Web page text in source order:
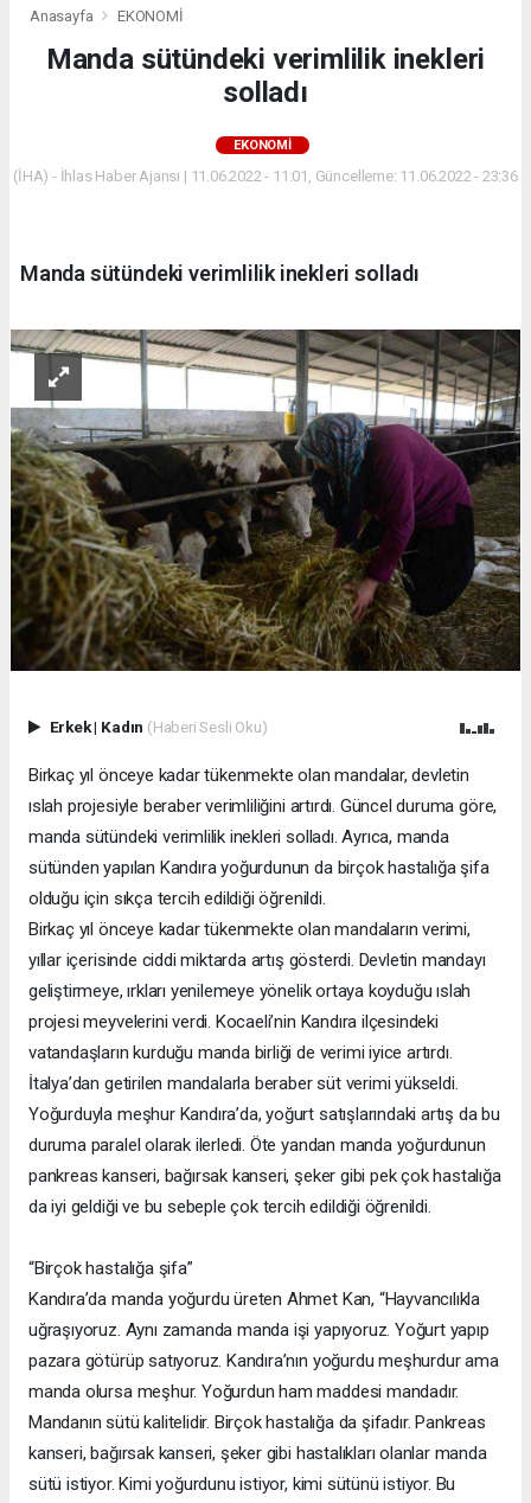
Anasayfa EKONOMİ
Manda sütündeki verimlilik inekleri
solladı
EKONOMİ
(İHA) - İhlas Haber Ajansı | 11.06.2022 - 11:01, Güncelleme: 11.06.2022 - 23:36
Manda sütündeki verimlilik inekleri solladı
Erkek| Kadın (Haberi Sesli Oku)
Birkaç yıl önceye kadar tükenmekte olan mandalar, devletin
ıslah projesiyle beraber verimliliğini artırdı. Güncel duruma göre,
manda sütündeki verimlilik inekleri solladı. Ayrıca, manda
sütünden yapılan Kandıra yoğurdunun da birçok hastalığa şifa
olduğu için sıkça tercih edildiği öğrenildi.
Birkaç yıl önceye kadar tükenmekte olan mandaların verimi,
yıllar içerisinde ciddi miktarda artış gösterdi. Devletin mandayı
geliştirmeye, ırkları yenilemeye yönelik ortaya koyduğu ıslah
projesi meyvelerini verdi. Kocaeli’nin Kandıra ilçesindeki
vatandaşların kurduğu manda birliği de verimi iyice artırdı.
İtalya’dan getirilen mandalarla beraber süt verimi yükseldi.
Yoğurduyla meşhur Kandıra’da, yoğurt satışlarındaki artış da bu
duruma paralel olarak ilerledi. Öte yandan manda yoğurdunun
pankreas kanseri, bağırsak kanseri, şeker gibi pek çok hastalığa
da iyi geldiği ve bu sebeple çok tercih edildiği öğrenildi.
“Birçok hastalığa şifa”
Kandıra’da manda yoğurdu üreten Ahmet Kan, “Hayvancılıkla
uğraşıyoruz. Aynı zamanda manda işi yapıyoruz. Yoğurt yapıp
pazara götürüp satıyoruz. Kandıra’nın yoğurdu meşhurdur ama
manda olursa meşhur. Yoğurdun ham maddesi mandadır.
Mandanın sütü kalitelidir. Birçok hastalığa da şifadır. Pankreas
kanseri, bağırsak kanseri, şeker gibi hastalıkları olanlar manda
sütü istiyor. Kimi yoğurdunu istiyor, kimi sütünü istiyor. Bu